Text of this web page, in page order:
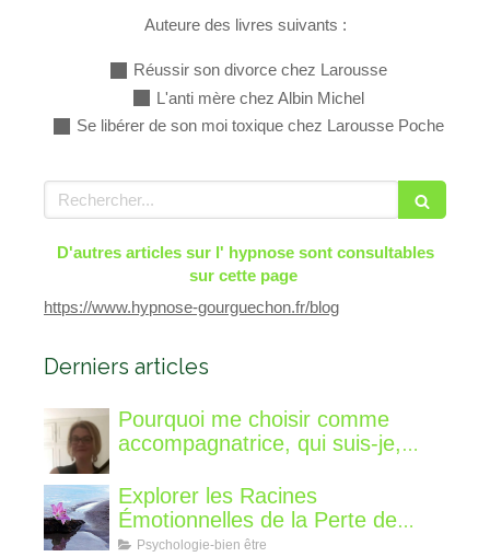
Auteure des livres suivants :
Réussir son divorce chez Larousse
L'anti mère chez Albin Michel
Se libérer de son moi toxique chez Larousse Poche
Rechercher
D'autres articles sur l' hypnose sont consultables
sur cette page
https://www.hypnose-gourguechon.fr/blog
Derniers articles
Pourquoi me choisir comme
accompagnatrice, qui suis-je,
différent?
Explorer les Racines
Émotionnelles de la Perte de
Poids : Un Voyage Intérieur
Psychologie-bien être